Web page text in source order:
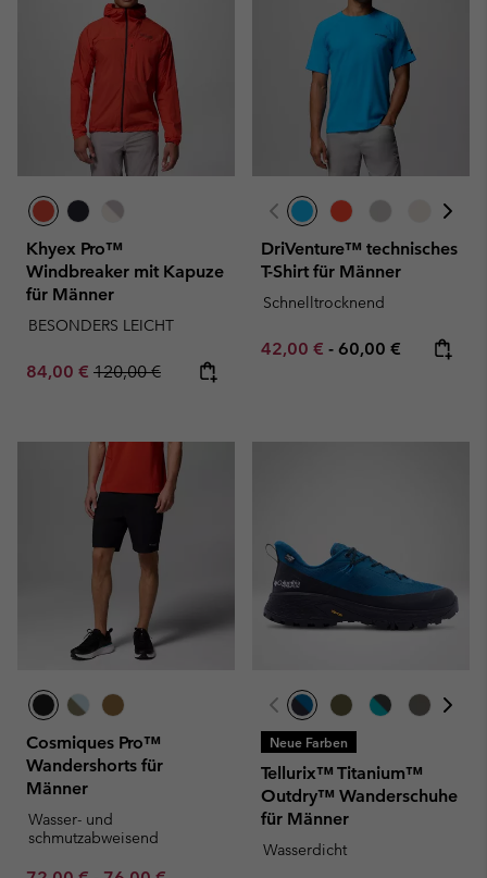
Khyex Pro™
Windbreaker mit Kapuze
für Männer
BESONDERS LEICHT
Sale price:
84,00 € Regular price:
120,00 €
DriVenture™ technisches
T-Shirt für Männer
Schnelltrocknend
Minimum sale price:
42,00 € - Maximum price:
60,00 €
Cosmiques Pro™
Wandershorts für
Männer
Wasser- und
schmutzabweisend
Neue Farben
Tellurix™ Titanium™
Outdry™ Wanderschuhe
für Männer
Wasserdicht